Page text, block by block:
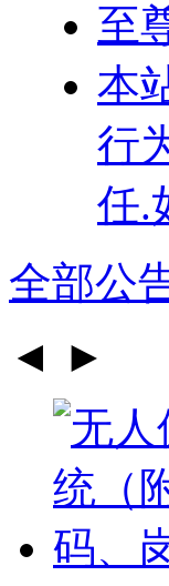
至
本
行
任.
全部公
◄ ►